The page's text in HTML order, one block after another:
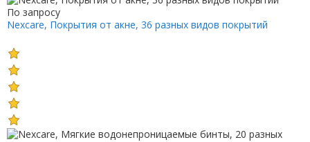
По запросу
Nexcare, Покрытия от акне, 36 разных видов покрытий